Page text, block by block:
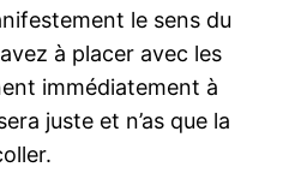
le sens du
à placer avec les
immédiatement à
juste et n’as que la